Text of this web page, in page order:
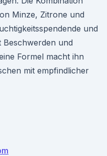
Minze, Zitrone und
und
Beschwerden und
Formel macht ihn
mit empfindlicher